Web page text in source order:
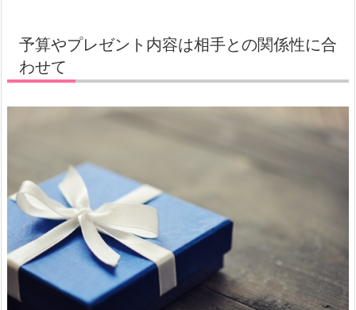
予算やプレゼント内容は相手との関係性に合
わせて